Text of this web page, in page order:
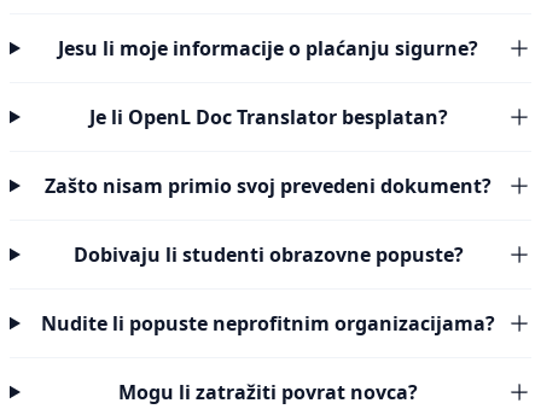
Jesu li moje informacije o plaćanju sigurne?
Je li OpenL Doc Translator besplatan?
Zašto nisam primio svoj prevedeni dokument?
Dobivaju li studenti obrazovne popuste?
Nudite li popuste neprofitnim organizacijama?
Mogu li zatražiti povrat novca?